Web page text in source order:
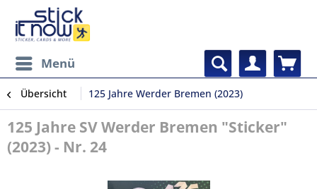
Menü
Übersicht 125 Jahre Werder Bremen (2023)
125 Jahre SV Werder Bremen "Sticker"
(2023) - Nr. 24